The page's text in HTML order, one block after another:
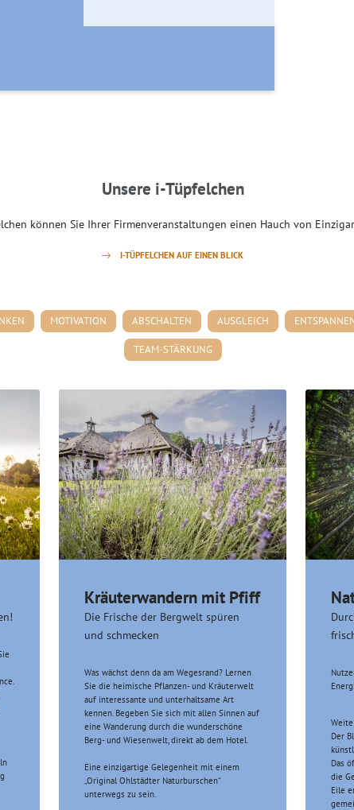
Unsere i-Tüpfelchen
können Sie Ihrer Firmenveranstaltungen einen Hauch von
I-TÜPFELCHEN AUF EINEN BLICK
MOTIVATION ABSCHALTEN AUSGLEICH
TEAM-STÄRKUNG
Kräuterwandern mit Pfiff
Die Frische der Bergwelt spüren
und schmecken
Was wächst denn da am Wegesrand? Lernen
Sie die heimische Pflanzen- und Kräuterwelt
auf interessante und unterhaltsame Art
kennen. Begeben Sie sich mit allen Sinnen auf
eine Wanderung durch die wunderschöne
Berg- und Wiesenwelt, direkt ab dem Hotel.
Eine einzigartige Gelegenheit mit einem
„Original Ohlstädter Naturburschen“
unterwegs zu sein.
Der
Das
die
Eile